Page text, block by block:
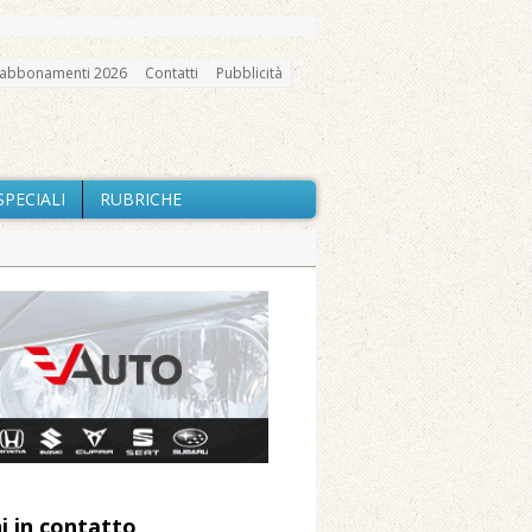
2026 Contatti Pubblicità
RUBRICHE
«Misura precauzionale e
della Pro Loco
estrema e gli incendi